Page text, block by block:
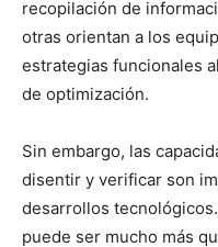
recopilación de
otras orientan a los
estrategias funcionales
de optimización.
Sin embargo, las
disentir y verificar son
desarrollos
puede ser mucho más